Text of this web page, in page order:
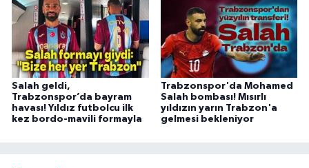
Salah geldi,
Trabzonspor’da bayram
havası! Yıldız futbolcu ilk
kez bordo-mavili formayla
Trabzonspor'da Mohamed
Salah bombası! Mısırlı
yıldızın yarın Trabzon'a
gelmesi bekleniyor